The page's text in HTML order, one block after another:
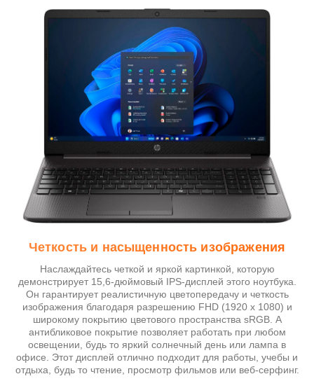
Четкость и насыщенность изображения
Наслаждайтесь четкой и яркой картинкой, которую
демонстрирует 15,6-дюймовый IPS-дисплей этого ноутбука.
Он гарантирует реалистичную цветопередачу и четкость
изображения благодаря разрешению FHD (1920 x 1080) и
широкому покрытию цветового пространства sRGB. А
антибликовое покрытие позволяет работать при любом
освещении, будь то яркий солнечный день или лампа в
офисе. Этот дисплей отлично подходит для работы, учебы и
отдыха, будь то чтение, просмотр фильмов или веб-серфинг.